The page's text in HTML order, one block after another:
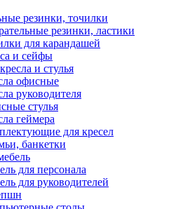
резинки, точилки
резинки, ластики
для карандашей
и сейфы
и стулья
офисные
руководителя
стулья
геймера
для кресел
банкетки
для персонала
для руководителей